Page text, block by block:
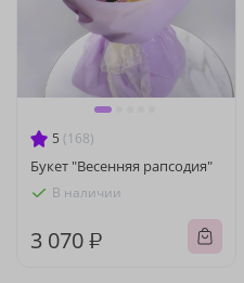
5 (168)
Букет "Весенняя рапсодия"
В наличии
3 070 ₽